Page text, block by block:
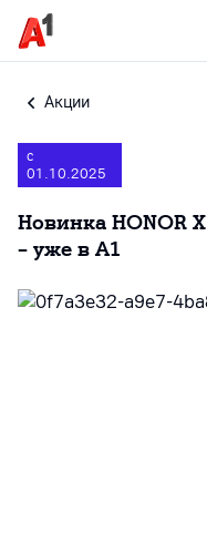
Акции
с
01.10.2025
Новинка HONOR
– уже в А1